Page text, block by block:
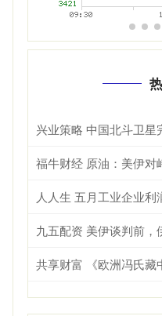
福牛财经 原油：美伊
九五配资 美伊谈判前